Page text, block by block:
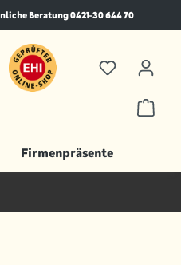
Beratung 0421-30 644 70
Firmenpräsente